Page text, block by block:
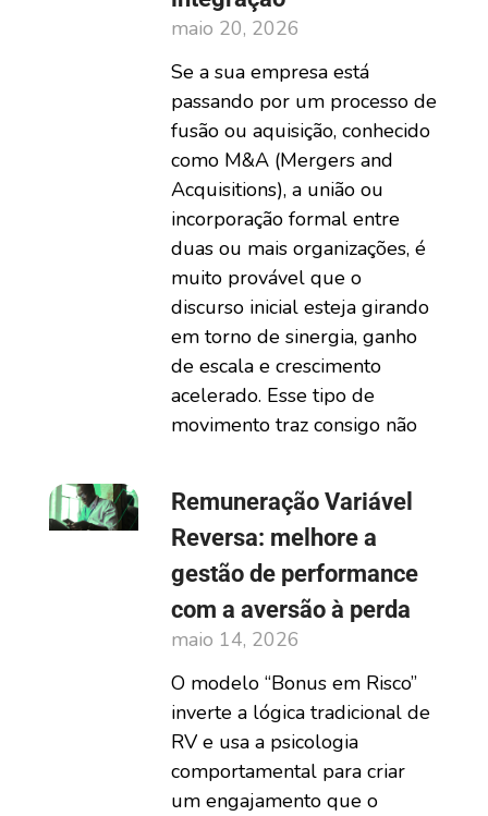
maio 20, 2026
Se a sua empresa está
passando por um processo de
fusão ou aquisição, conhecido
como M&A (Mergers and
Acquisitions), a união ou
incorporação formal entre
duas ou mais organizações, é
muito provável que o
discurso inicial esteja girando
em torno de sinergia, ganho
de escala e crescimento
acelerado. Esse tipo de
movimento traz consigo não
Remuneração Variável
Reversa: melhore a
gestão de performance
com a aversão à perda
maio 14, 2026
O modelo “Bonus em Risco”
inverte a lógica tradicional de
RV e usa a psicologia
comportamental para criar
um engajamento que o